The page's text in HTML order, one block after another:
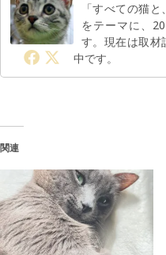
「すべての猫
をテーマに、
す。現在は取材
中です。
関連